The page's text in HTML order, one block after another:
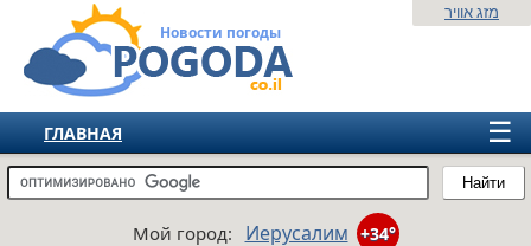
Новости погоды
Найти
מזג אוויר
☰
ГЛАВНАЯ
ИЗРАИЛЬ
Мой город: Иерусалим +34°